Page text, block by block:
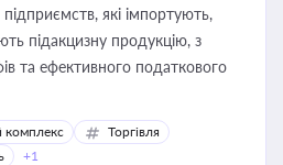
які імпортують,
підакцизну продукцію, з
та ефективного податкового
комплекс
Торгівля
+1